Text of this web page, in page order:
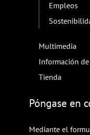
Empleos
Multimedia
Información
Tienda
Póngase en
Mediante el